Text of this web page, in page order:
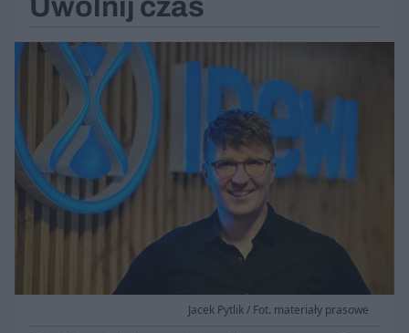
Uwolnij czas
Jacek Pytlik / Fot. materiały prasowe